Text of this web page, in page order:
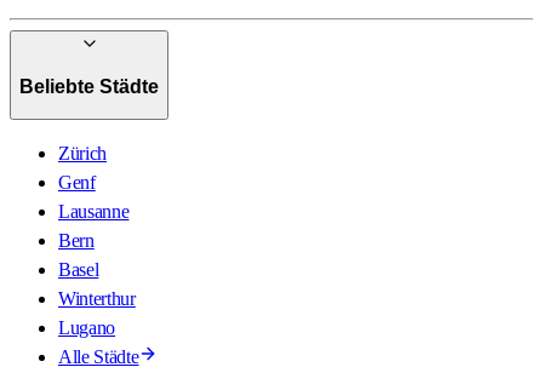
Beliebte Städte
Zürich
Genf
Lausanne
Bern
Basel
Winterthur
Lugano
Alle Städte